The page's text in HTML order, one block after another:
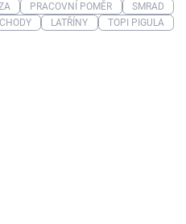
PRACOVNÍ POMĚR
SMRAD
LATŘÍNY TOPI PIGULA